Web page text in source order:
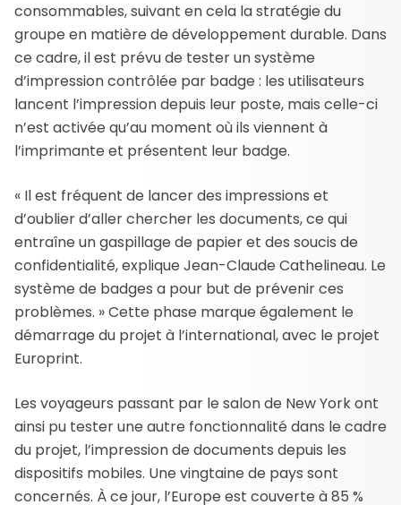
consommables, suivant en cela la stratégie du
groupe en matière de développement durable. Dans
ce cadre, il est prévu de tester un système
d’impression contrôlée par badge : les utilisateurs
lancent l’impression depuis leur poste, mais celle-ci
n’est activée qu’au moment où ils viennent à
l’imprimante et présentent leur badge.
« Il est fréquent de lancer des impressions et
d’oublier d’aller chercher les documents, ce qui
entraîne un gaspillage de papier et des soucis de
confidentialité, explique Jean-Claude Cathelineau. Le
système de badges a pour but de prévenir ces
problèmes. » Cette phase marque également le
démarrage du projet à l’international, avec le projet
Europrint.
Les voyageurs passant par le salon de New York ont
ainsi pu tester une autre fonctionnalité dans le cadre
du projet, l’impression de documents depuis les
dispositifs mobiles. Une vingtaine de pays sont
concernés. À ce jour, l’Europe est couverte à 85 %